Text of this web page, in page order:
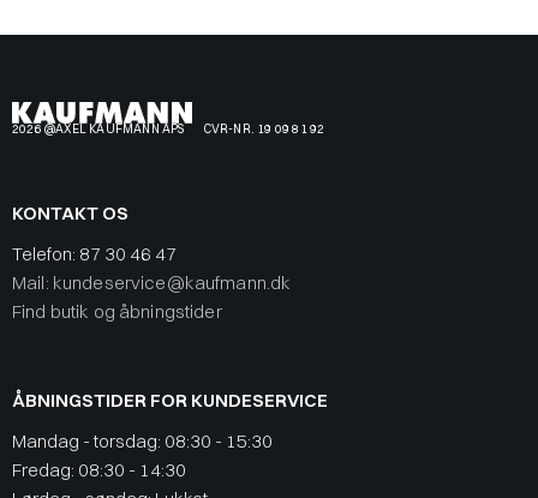
2026 @AXEL KAUFMANN APS CVR-NR. 19 09 81 92
KONTAKT OS
Telefon: 87 30 46 47
Mail: kundeservice@kaufmann.dk
Find butik og åbningstider
ÅBNINGSTIDER FOR KUNDESERVICE
Mandag - torsdag: 08:30 - 15:30
Fredag: 08:30 - 14:30